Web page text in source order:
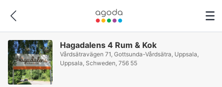
Hagadalens 4 Rum & Kok
Vårdsätravägen 71, Gottsunda-Vårdsätra, Uppsala,
Uppsala, Schweden, 756 55